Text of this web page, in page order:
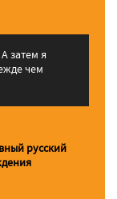
затем я
чем
русский